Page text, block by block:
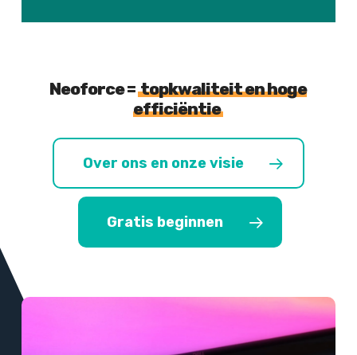
Neoforce =topkwaliteit en hoge
efficiëntie
Over ons en onze visie
Gratis beginnen
Meer